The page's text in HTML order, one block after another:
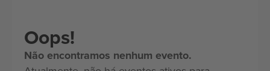
Oops!
Não encontramos nenhum evento.